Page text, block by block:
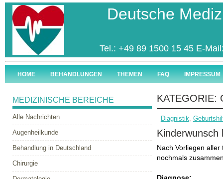
Deutsche
Tel.: +49 89 1500 15 45 E-
HOME BEHANDLUNGEN THEMEN FAQ IMPRESSUM
MEDIZINISCHE BEREICHE
Alle Nachrichten
Augenheilkunde
Behandlung in Deutschland
Chirurgie
KATEGORIE:
Diagnistik,
Kinderwunsch
Nach Vorliegen
nochmals